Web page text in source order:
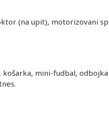
(na upit), motorizovani
mini-fudbal,